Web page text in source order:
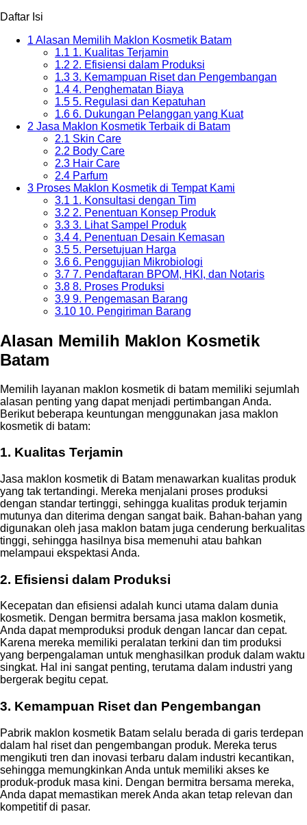
Daftar Isi
1 Alasan Memilih Maklon Kosmetik Batam
1.1 1. Kualitas Terjamin
1.2 2. Efisiensi dalam Produksi
1.3 3. Kemampuan Riset dan Pengembangan
1.4 4. Penghematan Biaya
1.5 5. Regulasi dan Kepatuhan
1.6 6. Dukungan Pelanggan yang Kuat
2 Jasa Maklon Kosmetik Terbaik di Batam
2.1 Skin Care
2.2 Body Care
2.3 Hair Care
2.4 Parfum
3 Proses Maklon Kosmetik di Tempat Kami
3.1 1. Konsultasi dengan Tim
3.2 2. Penentuan Konsep Produk
3.3 3. Lihat Sampel Produk
3.4 4. Penentuan Desain Kemasan
3.5 5. Persetujuan Harga
3.6 6. Penggujian Mikrobiologi
3.7 7. Pendaftaran BPOM, HKI, dan Notaris
3.8 8. Proses Produksi
3.9 9. Pengemasan Barang
3.10 10. Pengiriman Barang
Alasan Memilih Maklon Kosmetik
Batam
Memilih layanan maklon kosmetik di batam memiliki sejumlah
alasan penting yang dapat menjadi pertimbangan Anda.
Berikut beberapa keuntungan menggunakan jasa maklon
kosmetik di batam:
1. Kualitas Terjamin
Jasa maklon kosmetik di Batam menawarkan kualitas produk
yang tak tertandingi. Mereka menjalani proses produksi
dengan standar tertinggi, sehingga kualitas produk terjamin
mutunya dan diterima dengan sangat baik. Bahan-bahan yang
digunakan oleh jasa maklon batam juga cenderung berkualitas
tinggi, sehingga hasilnya bisa memenuhi atau bahkan
melampaui ekspektasi Anda.
2. Efisiensi dalam Produksi
Kecepatan dan efisiensi adalah kunci utama dalam dunia
kosmetik. Dengan bermitra bersama jasa maklon kosmetik,
Anda dapat memproduksi produk dengan lancar dan cepat.
Karena mereka memiliki peralatan terkini dan tim produksi
yang berpengalaman untuk menghasilkan produk dalam waktu
singkat. Hal ini sangat penting, terutama dalam industri yang
bergerak begitu cepat.
3. Kemampuan Riset dan Pengembangan
Pabrik maklon kosmetik Batam selalu berada di garis terdepan
dalam hal riset dan pengembangan produk. Mereka terus
mengikuti tren dan inovasi terbaru dalam industri kecantikan,
sehingga memungkinkan Anda untuk memiliki akses ke
produk-produk masa kini. Dengan bermitra bersama mereka,
Anda dapat memastikan merek Anda akan tetap relevan dan
kompetitif di pasar.